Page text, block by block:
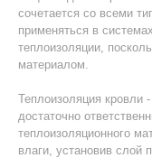
сочетается со всеми
применяться в
теплоизоляции,
материалом.
Теплоизоляция
достаточно
теплоизоляционного
влаги, установив слой